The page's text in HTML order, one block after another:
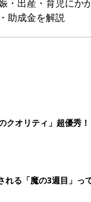
・出産・育児にか
助成金を解説
オリティ」超優秀
る「魔の3週目」っ